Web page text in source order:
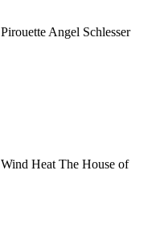
Pirouette Angel Schlesser
Wind Heat The House of